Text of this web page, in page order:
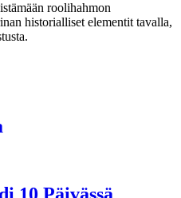
roolihahmon
historialliset elementit tavalla,